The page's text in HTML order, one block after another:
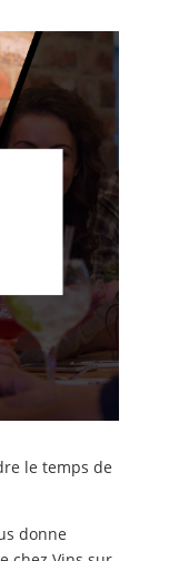
le temps de
donne